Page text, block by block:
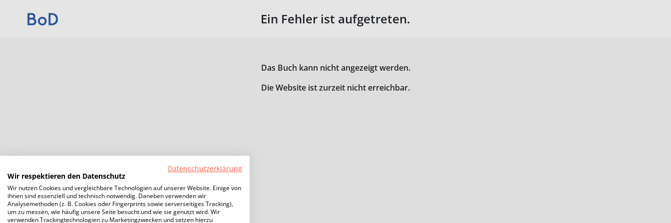
Ein Fehler ist aufgetreten.
Das Buch kann nicht angezeigt werden.
Die Website ist zurzeit nicht erreichbar.
Datenschutzerklärung
Wir respektieren den Datenschutz
Wir nutzen Cookies und vergleichbare Technologien auf unserer Website. Einige von
ihnen sind essenziell und technisch notwendig. Daneben verwenden wir
Analysemethoden (z. B. Cookies oder Fingerprints sowie serverseitiges Tracking),
um zu messen, wie häufig unsere Seite besucht und wie sie genutzt wird. Wir
verwenden Trackingtechnologien zu Marketingzwecken und setzen hierzu